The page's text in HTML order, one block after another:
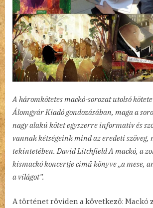
A háromkötetes mackó-sorozat utolsó
Álomgyár Kiadó gondozásában, maga a
nagy alakú kötet egyszerre informatív és
vannak kétségeink mind az eredeti
tekintetében. David Litchfield A mackó, a
kismackó koncertje című könyve „a mese,
a világot”.
A történet röviden a következő: Mackó